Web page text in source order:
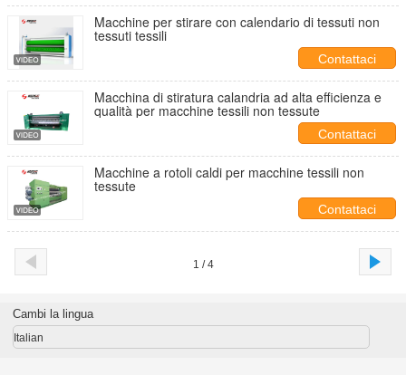
Macchine per stirare con calendario di tessuti non
tessuti tessili
Contattaci
Macchina di stiratura calandria ad alta efficienza e
qualità per macchine tessili non tessute
Contattaci
Macchine a rotoli caldi per macchine tessili non
tessute
Contattaci
1 / 4
Cambi la lingua
Italian